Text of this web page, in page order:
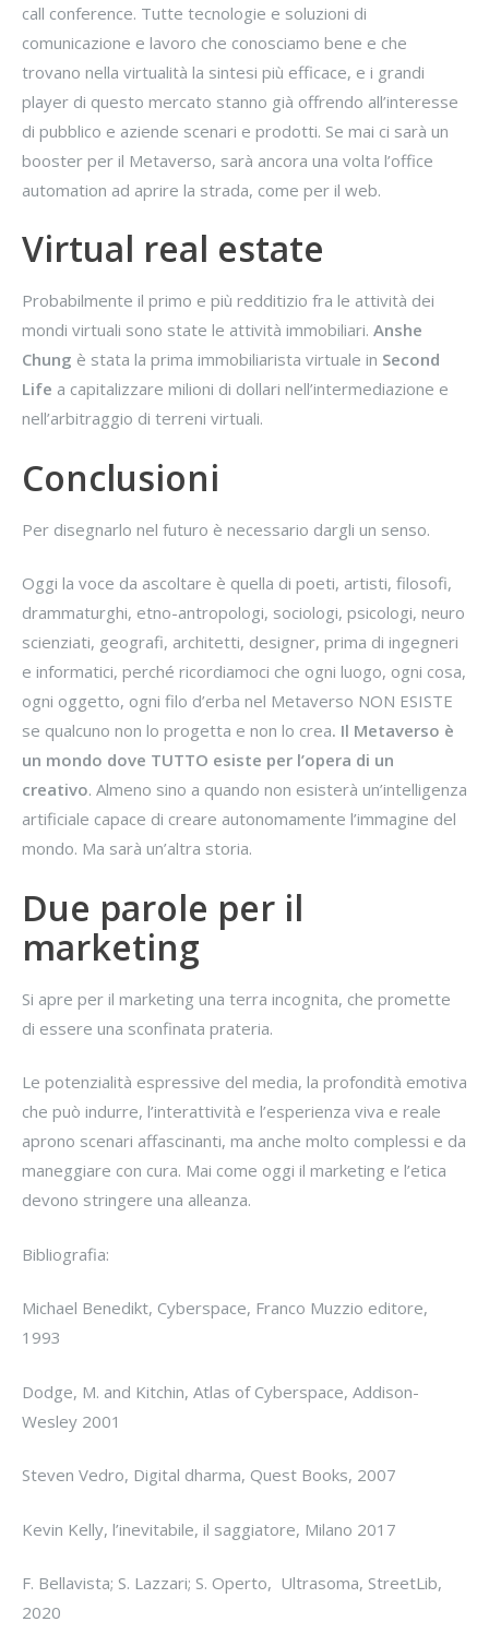
call conference. Tutte tecnologie e soluzioni di
comunicazione e lavoro che conosciamo bene e che
trovano nella virtualità la sintesi più efficace, e i grandi
player di questo mercato stanno già offrendo all’interesse
di pubblico e aziende scenari e prodotti. Se mai ci sarà un
booster per il Metaverso, sarà ancora una volta l’office
automation ad aprire la strada, come per il web.
Virtual real estate
Probabilmente il primo e più redditizio fra le attività dei
mondi virtuali sono state le attività immobiliari. Anshe
Chung è stata la prima immobiliarista virtuale in Second
Life a capitalizzare milioni di dollari nell’intermediazione e
nell’arbitraggio di terreni virtuali.
Conclusioni
Per disegnarlo nel futuro è necessario dargli un senso.
Oggi la voce da ascoltare è quella di poeti, artisti, filosofi,
drammaturghi, etno-antropologi, sociologi, psicologi, neuro
scienziati, geografi, architetti, designer, prima di ingegneri
e informatici, perché ricordiamoci che ogni luogo, ogni cosa,
ogni oggetto, ogni filo d’erba nel Metaverso NON ESISTE
se qualcuno non lo progetta e non lo crea. Il Metaverso è
un mondo dove TUTTO esiste per l’opera di un
creativo. Almeno sino a quando non esisterà un’intelligenza
artificiale capace di creare autonomamente l’immagine del
mondo. Ma sarà un’altra storia.
Due parole per il
marketing
Si apre per il marketing una terra incognita, che promette
di essere una sconfinata prateria.
Le potenzialità espressive del media, la profondità emotiva
che può indurre, l’interattività e l’esperienza viva e reale
aprono scenari affascinanti, ma anche molto complessi e da
maneggiare con cura. Mai come oggi il marketing e l’etica
devono stringere una alleanza.
Bibliografia:
Michael Benedikt, Cyberspace, Franco Muzzio editore,
1993
Dodge, M. and Kitchin, Atlas of Cyberspace, Addison-
Wesley 2001
Steven Vedro, Digital dharma, Quest Books, 2007
Kevin Kelly, l’inevitabile, il saggiatore, Milano 2017
F. Bellavista; S. Lazzari; S. Operto, Ultrasoma, StreetLib,
2020